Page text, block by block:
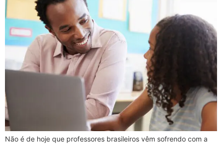
Não é de hoje que professores brasileiros vêm sofrendo com a